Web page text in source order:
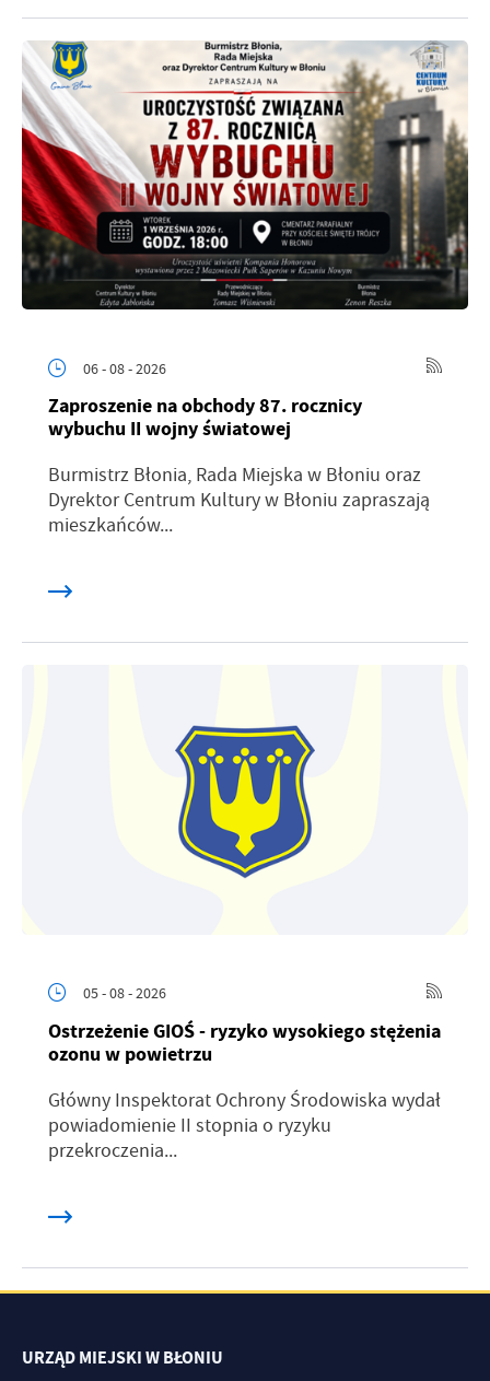
06 - 08 - 2026
Zaproszenie na obchody 87. rocznicy
wybuchu II wojny światowej
Burmistrz Błonia, Rada Miejska w Błoniu oraz
Dyrektor Centrum Kultury w Błoniu zapraszają
mieszkańców...
05 - 08 - 2026
Ostrzeżenie GIOŚ - ryzyko wysokiego stężenia
ozonu w powietrzu
Główny Inspektorat Ochrony Środowiska wydał
powiadomienie II stopnia o ryzyku
przekroczenia...
URZĄD MIEJSKI W BŁONIU